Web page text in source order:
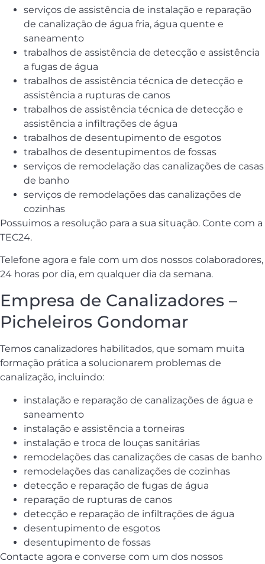
serviços de assistência de instalação e reparação
de canalização de água fria, água quente e
saneamento
trabalhos de assistência de detecção e assistência
a fugas de água
trabalhos de assistência técnica de detecção e
assistência a rupturas de canos
trabalhos de assistência técnica de detecção e
assistência a infiltrações de água
trabalhos de desentupimento de esgotos
trabalhos de desentupimentos de fossas
serviços de remodelação das canalizações de casas
de banho
serviços de remodelações das canalizações de
cozinhas
Possuimos a resolução para a sua situação. Conte com a
TEC24.
Telefone agora e fale com um dos nossos colaboradores,
24 horas por dia, em qualquer dia da semana.
Empresa de Canalizadores –
Picheleiros Gondomar
Temos canalizadores habilitados, que somam muita
formação prática a solucionarem problemas de
canalização, incluindo:
instalação e reparação de canalizações de água e
saneamento
instalação e assistência a torneiras
instalação e troca de louças sanitárias
remodelações das canalizações de casas de banho
remodelações das canalizações de cozinhas
detecção e reparação de fugas de água
reparação de rupturas de canos
detecção e reparação de infiltrações de água
desentupimento de esgotos
desentupimento de fossas
Contacte agora e converse com um dos nossos